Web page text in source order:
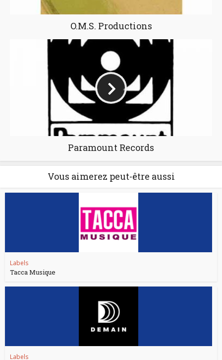
O.M.S. Productions
Paramount Records
Vous aimerez peut-être aussi
Labels
Tacca Musique
Labels